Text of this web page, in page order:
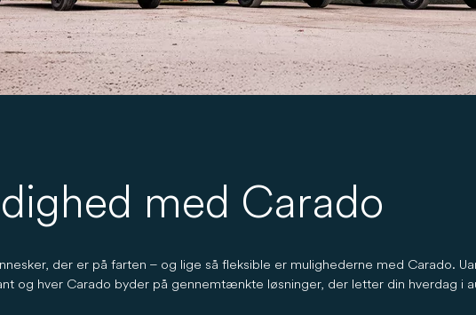
med Carado
der er på farten – og lige så fleksible er mulighederne med Carado.
og hver Carado byder på gennemtænkte løsninger, der letter din hverdag i